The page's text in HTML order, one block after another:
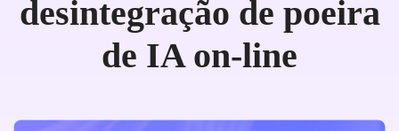
desintegração de poeira
de IA on-line